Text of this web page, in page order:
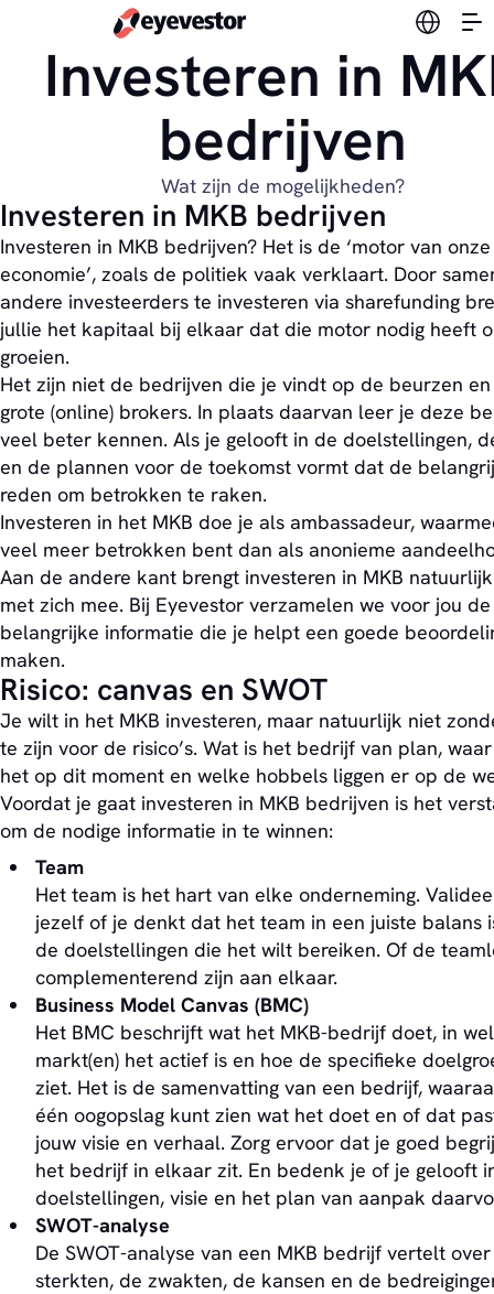
Investeren in
bedrijven
Wat zijn de mogelijkheden?
Investeren in MKB bedrijven
Investeren in MKB bedrijven? Het is de ‘motor van onze
economie’, zoals de politiek vaak verklaart. Door
andere investeerders te investeren via sharefunding
jullie het kapitaal bij elkaar dat die motor nodig heeft
groeien.
Het zijn niet de bedrijven die je vindt op de beurzen
grote (online) brokers. In plaats daarvan leer je deze
veel beter kennen. Als je gelooft in de doelstellingen,
en de plannen voor de toekomst vormt dat de
reden om betrokken te raken.
Investeren in het MKB doe je als ambassadeur,
veel meer betrokken bent dan als anonieme
Aan de andere kant brengt investeren in MKB
met zich mee. Bij Eyevestor verzamelen we voor jou de
belangrijke informatie die je helpt een goede
maken.
Risico: canvas en SWOT
Je wilt in het MKB investeren, maar natuurlijk niet
te zijn voor de risico’s. Wat is het bedrijf van plan,
het op dit moment en welke hobbels liggen er op de
Voordat je gaat investeren in MKB bedrijven is het
om de nodige informatie in te winnen:
Team
Het team is het hart van elke onderneming.
jezelf of je denkt dat het team in een juiste balans
de doelstellingen die het wilt bereiken. Of de
complementerend zijn aan elkaar.
Business Model Canvas (BMC)
Het BMC beschrijft wat het MKB-bedrijf doet, in
markt(en) het actief is en hoe de specifieke
ziet. Het is de samenvatting van een bedrijf,
één oogopslag kunt zien wat het doet en of dat
jouw visie en verhaal. Zorg ervoor dat je goed
het bedrijf in elkaar zit. En bedenk je of je gelooft
doelstellingen, visie en het plan van aanpak
SWOT-analyse
De SWOT-analyse van een MKB bedrijf vertelt
sterkten, de zwakten, de kansen en de